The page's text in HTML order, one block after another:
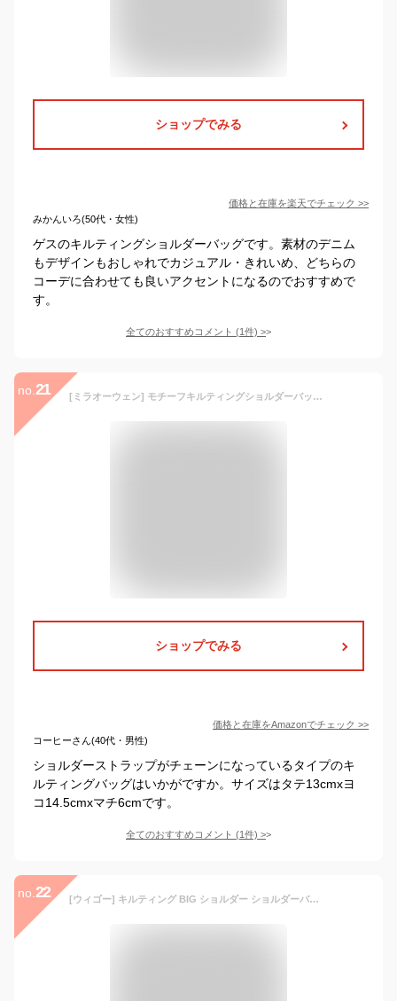
ショップでみる
価格と在庫を楽天でチェック >>
みかんいろ(50代・女性)
ゲスのキルティングショルダーバッグです。素材のデニム
もデザインもおしゃれでカジュアル・きれいめ、どちらの
コーデに合わせても良いアクセントになるのでおすすめで
す。
全てのおすすめコメント (1件) >
no. 21 [ミラオーウェン] モチーフキルティングショルダーバッグ 09WGB224536 レディース BLU
ショップでみる
価格と在庫をAmazonでチェック >>
コーヒーさん(40代・男性)
ショルダーストラップがチェーンになっているタイプのキ
ルティングバッグはいかがですか。サイズはタテ13cmxヨ
コ14.5cmxマチ6cmです。
全てのおすすめコメント (1件) >
no. 22 [ウィゴー] キルティング BIG ショルダー ショルダーバッグ レディース F ブラック